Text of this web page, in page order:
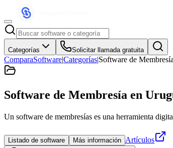
Categorías Solicitar llamada gratuita
ComparaSoftware|Categorías|Software de Membresía
Software de Membresía en
Un software de membresías es una herramienta
Listado de software Más información Artículos